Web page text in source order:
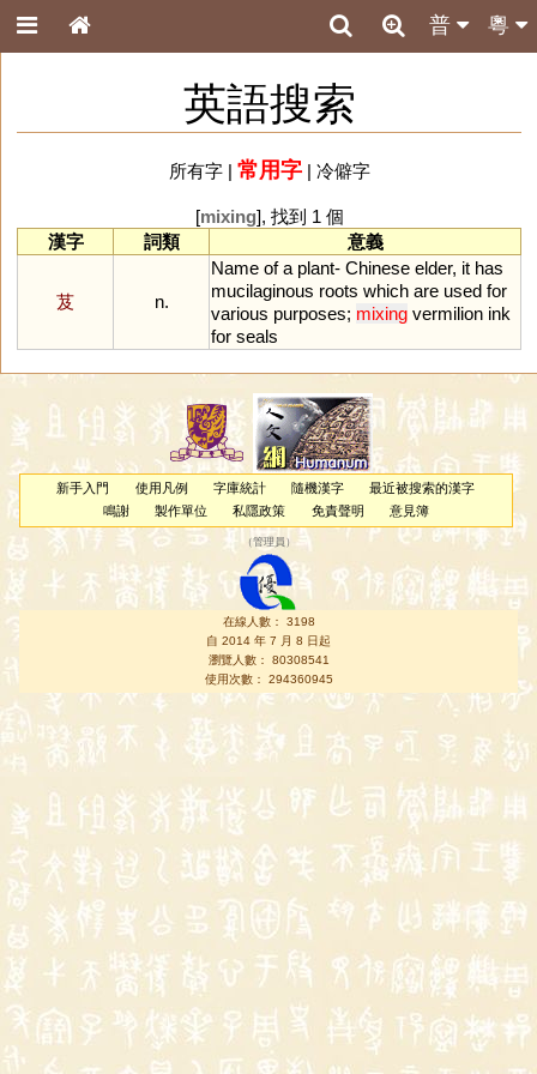
粵
普
英語搜索
所有字| 常用字| 冷僻字
[mixing], 找到 1 個
漢字
詞類 意義
芨 n.
Name of a plant- Chinese elder, it has
mucilaginous roots which are used for
various purposes; mixing vermilion ink
for seals
新手入門 使用凡例 字庫統計 隨機漢字
最近被搜索的漢字
鳴謝
製作單位 私隱政策 免責聲明 意見簿
（管理員 ）
在線人數： 3198
自 2014 年 7 月 8 日起
瀏覽人數： 80308541
使用次數： 294360945